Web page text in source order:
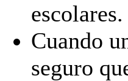
escolares.
Cuando
seguro